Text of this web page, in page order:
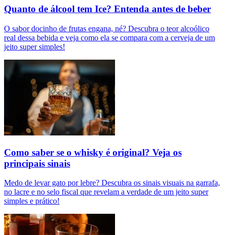
Quanto de álcool tem Ice? Entenda antes de beber
O sabor docinho de frutas engana, né? Descubra o teor alcoólico
real dessa bebida e veja como ela se compara com a cerveja de um
jeito super simples!
Como saber se o whisky é original? Veja os
principais sinais
Medo de levar gato por lebre? Descubra os sinais visuais na garrafa,
no lacre e no selo fiscal que revelam a verdade de um jeito super
simples e prático!